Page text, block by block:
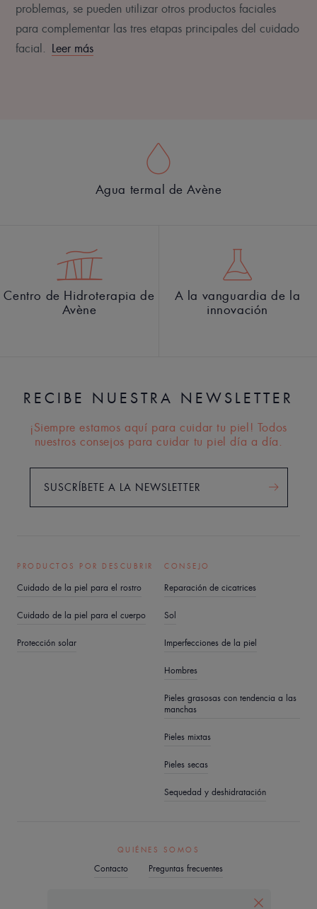
problemas, se pueden utilizar otros productos faciales
para complementar las tres etapas principales del cuidado
facial. Leer más
Agua termal de Avène
Centro de Hidroterapia de
Avène
A la vanguardia de la
innovación
RECIBE NUESTRA NEWSLETTER
¡Siempre estamos aquí para cuidar tu piel! Todos
nuestros consejos para cuidar tu piel día a día.
SUSCRÍBETE A LA NEWSLETTER
PRODUCTOS POR DESCUBRIR
Cuidado de la piel para el rostro
Cuidado de la piel para el cuerpo
Protección solar
CONSEJO
Reparación de cicatrices
Sol
Imperfecciones de la piel
Hombres
Pieles grasosas con tendencia a las
manchas
Pieles mixtas
Pieles secas
Sequedad y deshidratación
QUIÉNES SOMOS
Contacto Preguntas frecuentes